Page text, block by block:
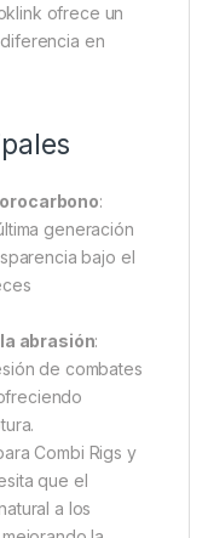
ofrece un
en
:
generación
bajo el
abrasión:
de combates
Combi Rigs y
que el
a los